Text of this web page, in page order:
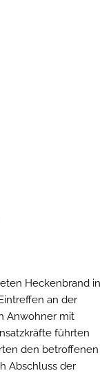
Heckenbrand in
an der
Anwohner mit
führten
den betroffenen
Abschluss der